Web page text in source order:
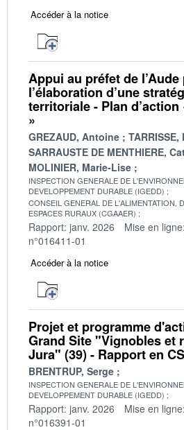
Accéder à la notice
Appui au préfet de
l’élaboration d’une
territoriale - Plan d’action
»
GREZAUD, Antoine
SARRAUSTE DE MENTHIERE,
MOLINIER, Marie-Lise
INSPECTION GENERALE DE
DEVELOPPEMENT DURABLE (IGEDD)
CONSEIL GENERAL DE L'ALIMENTATION,
ESPACES RURAUX (CGAAER)
Rapport: janv. 2026 Mise en
n°016411-01
Accéder à la notice
Projet et programme
Grand Site "Vignobles et
Jura" (39) - Rapport en
BRENTRUP, Serge
INSPECTION GENERALE DE
DEVELOPPEMENT DURABLE (IGEDD)
Rapport: janv. 2026 Mise en
n°016391-01